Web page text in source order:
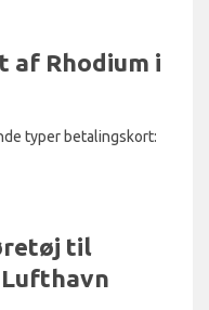
af Rhodium i
typer betalingskort:
til